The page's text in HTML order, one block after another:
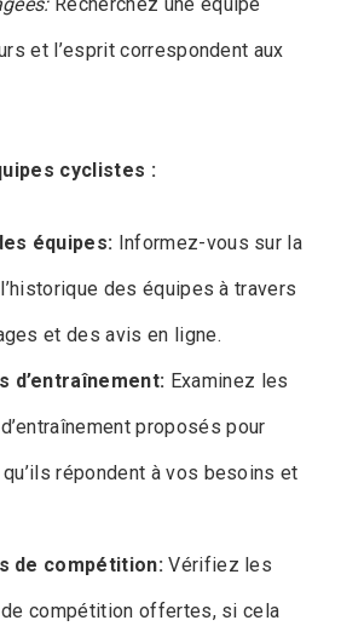
et l’esprit correspondent aux
cyclistes :
équipes: Informez-vous sur la
des équipes à travers
et des avis en ligne.
d’entraînement: Examinez les
proposés pour
répondent à vos besoins et
de compétition:Vérifiez les
compétition offertes, si cela